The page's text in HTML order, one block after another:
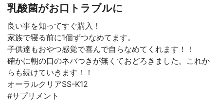
乳酸菌がお口トラブルに
良い事を知ってすぐ購入！
家族で寝る前に1個ずつなめてます。
子供達もおやつ感覚で喜んで自らなめてくれます！！
確かに朝の口のネバつきが無くておどろきました。これか
らも続けていきます！！
オーラルクリアSS-K12
#サプリメント